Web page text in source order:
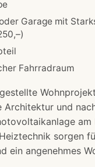
Garage mit
Fahrradraum
Architektur und
sorgen
ein angenehmes